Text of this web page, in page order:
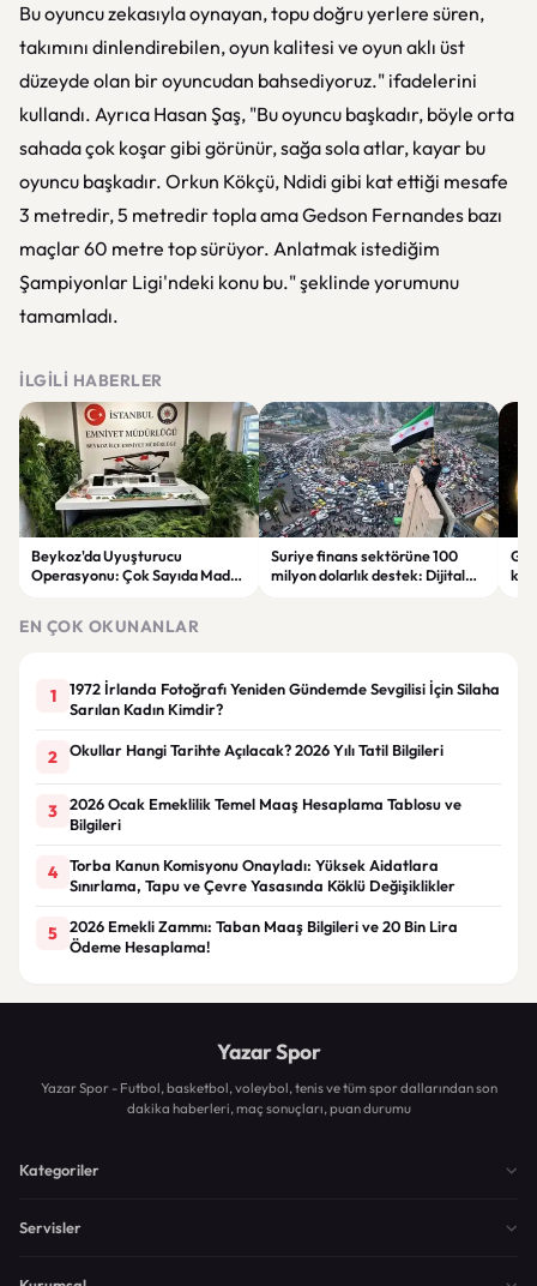
Bu oyuncu zekasıyla oynayan, topu doğru yerlere süren,
takımını dinlendirebilen, oyun kalitesi ve oyun aklı üst
düzeyde olan bir oyuncudan bahsediyoruz." ifadelerini
kullandı. Ayrıca Hasan Şaş, "Bu oyuncu başkadır, böyle orta
sahada çok koşar gibi görünür, sağa sola atlar, kayar bu
oyuncu başkadır. Orkun Kökçü, Ndidi gibi kat ettiği mesafe
3 metredir, 5 metredir topla ama Gedson Fernandes bazı
maçlar 60 metre top sürüyor. Anlatmak istediğim
Şampiyonlar Ligi'ndeki konu bu." şeklinde yorumunu
tamamladı.
İLGILI HABERLER
Beykoz'da Uyuşturucu
Operasyonu: Çok Sayıda Madde
Suriye finans sektörüne 100
milyon dolarlık destek: Dijital
EN ÇOK OKUNANLAR
1
1972 İrlanda Fotoğrafı Yeniden Gündemde Sevgilisi İçin Silaha
Sarılan Kadın Kimdir?
2 Okullar Hangi Tarihte Açılacak? 2026 Yılı Tatil Bilgileri
3
2026 Ocak Emeklilik Temel Maaş Hesaplama Tablosu ve
Bilgileri
4
Torba Kanun Komisyonu Onayladı: Yüksek Aidatlara
Sınırlama, Tapu ve Çevre Yasasında Köklü Değişiklikler
5
2026 Emekli Zammı: Taban Maaş Bilgileri ve 20 Bin Lira
Ödeme Hesaplama!
Yazar Spor
Yazar Spor - Futbol, basketbol, voleybol, tenis ve tüm spor dallarından son
dakika haberleri, maç sonuçları, puan durumu
Kategoriler
Servisler